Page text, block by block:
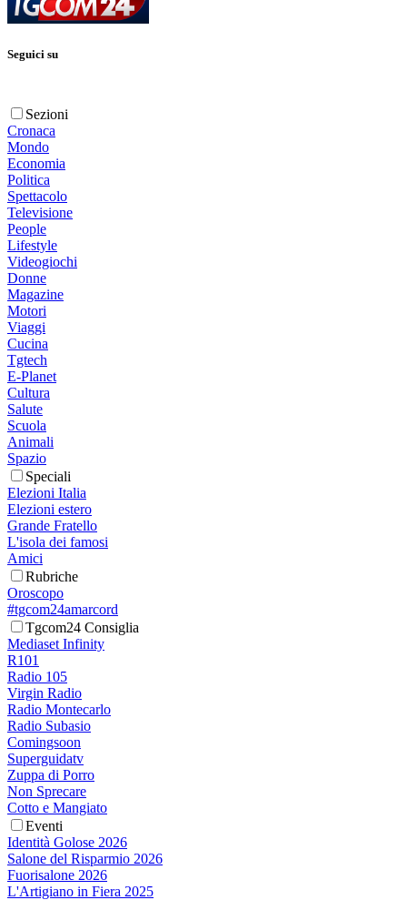
Seguici su
Sezioni
Cronaca
Mondo
Economia
Politica
Spettacolo
Televisione
People
Lifestyle
Videogiochi
Donne
Magazine
Motori
Viaggi
Cucina
Tgtech
E-Planet
Cultura
Salute
Scuola
Animali
Spazio
Speciali
Elezioni Italia
Elezioni estero
Grande Fratello
L'isola dei famosi
Amici
Rubriche
Oroscopo
#tgcom24amarcord
Tgcom24 Consiglia
Mediaset Infinity
R101
Radio 105
Virgin Radio
Radio Montecarlo
Radio Subasio
Comingsoon
Superguidatv
Zuppa di Porro
Non Sprecare
Cotto e Mangiato
Eventi
Identità Golose 2026
Salone del Risparmio 2026
Fuorisalone 2026
L'Artigiano in Fiera 2025